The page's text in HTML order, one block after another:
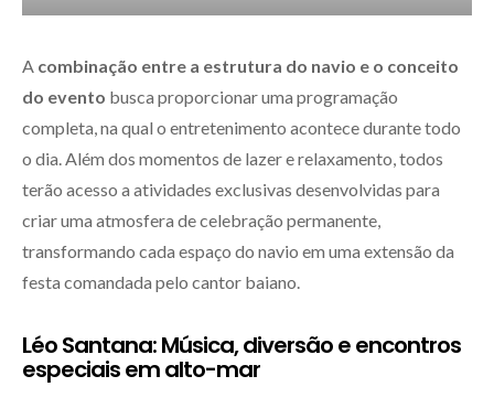
A combinação entre a estrutura do navio e o conceito
do evento busca proporcionar uma programação
completa, na qual o entretenimento acontece durante todo
o dia. Além dos momentos de lazer e relaxamento, todos
terão acesso a atividades exclusivas desenvolvidas para
criar uma atmosfera de celebração permanente,
transformando cada espaço do navio em uma extensão da
festa comandada pelo cantor baiano.
Léo Santana: Música, diversão e encontros
especiais em alto-mar